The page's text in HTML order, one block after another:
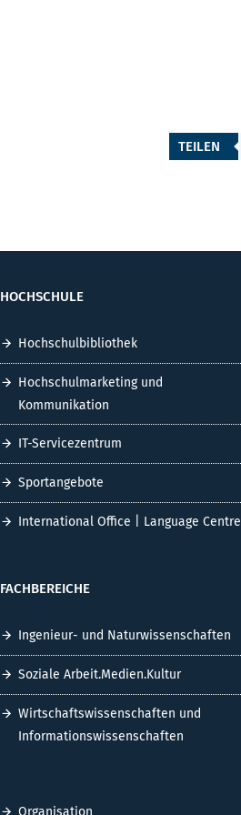
TEILEN
HOCHSCHULE
Hochschulbibliothek
Hochschulmarketing und
Kommunikation
IT-Servicezentrum
Sportangebote
International Office | Language Centre
FACHBEREICHE
Ingenieur- und Naturwissenschaften
Soziale Arbeit.Medien.Kultur
Wirtschaftswissenschaften und
Informationswissenschaften